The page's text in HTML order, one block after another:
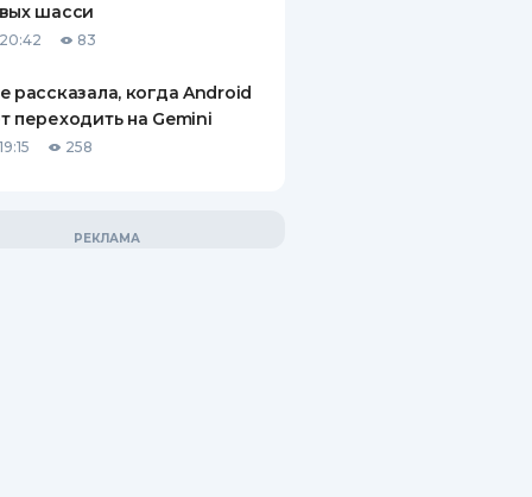
шасси
83
рассказала, когда Android
переходить на Gemini
258